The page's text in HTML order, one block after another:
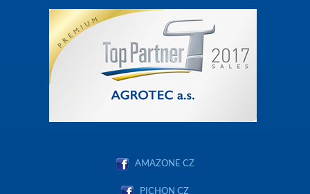
AMAZONE CZ
PICHON CZ